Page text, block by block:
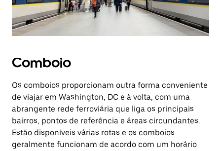
Comboio
Os comboios proporcionam outra forma conveniente
de viajar em Washington, DC e à volta, com uma
abrangente rede ferroviária que liga os principais
bairros, pontos de referência e áreas circundantes.
Estão disponíveis várias rotas e os comboios
geralmente funcionam de acordo com um horário